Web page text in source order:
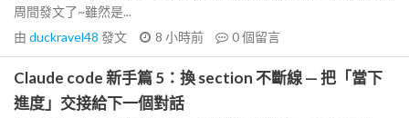
周間發文了~雖然是...
由 duckravel48 發文 8 小時前 0個留言
Claude code 新手篇 5：換 section 不斷線 — 把「當下
進度」交接給下一個對話